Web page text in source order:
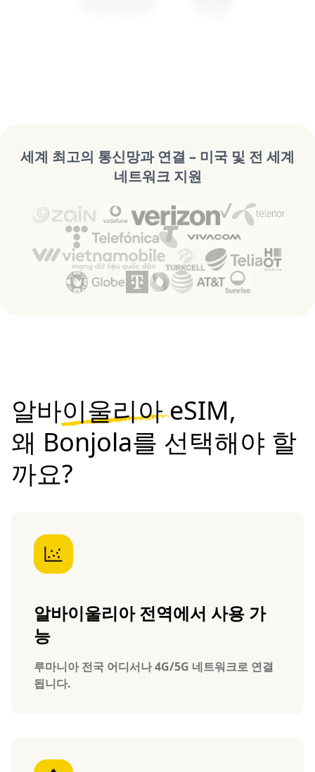
세계 최고의 통신망과 연결 – 미국 및 전 세계
네트워크 지원
알바이울리아 eSIM,
왜 Bonjola를 선택해야 할
까요?
알바이울리아 전역에서 사용 가
능
루마니아 전국 어디서나 4G/5G 네트워크로 연결
됩니다.